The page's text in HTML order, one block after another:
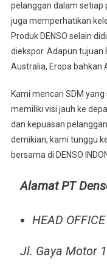
pelanggan dalam setiap
juga memperhatikan
Produk DENSO selain
diekspor. Adapun tujuan
Australia, Eropa bahkan
Kami mencari SDM
memiliki visi jauh ke
dan kepuasan
demikian, kami tunggu
bersama di DENSO
Alamat PT
HEAD
Jl. Gaya Motor